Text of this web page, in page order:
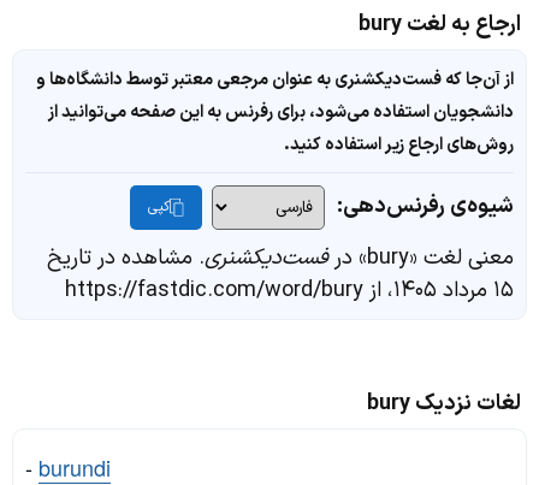
ارجاع به لغت bury
از آن‌جا که فست‌دیکشنری به عنوان مرجعی معتبر توسط دانشگاه‌ها و
دانشجویان استفاده می‌شود، برای رفرنس به این صفحه می‌توانید از
روش‌های ارجاع زیر استفاده کنید.
شیوه‌ی رفرنس‌دهی: کپی
معنی لغت «bury» در فست‌دیکشنری. مشاهده در تاریخ
۱۵ مرداد ۱۴۰۵، از https://fastdic.com/word/bury
لغات نزدیک bury
- burundi